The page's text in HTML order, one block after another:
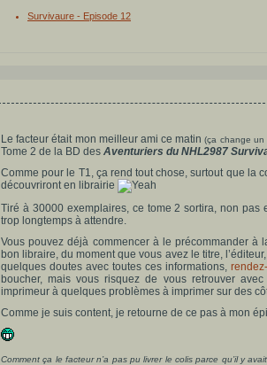
Survivaure - Episode 12
Le facteur était mon meilleur ami ce matin(ça change un
Tome 2 de la BD des Aventuriers du NHL2987
Comme pour le T1, ça rend tout chose, surtout que la
découvriront en librairie
Tiré à 30000 exemplaires, ce tome 2 sortira, non
trop longtemps à attendre.
Vous pouvez déjà commencer à le précommander à
bon libraire, du moment que vous avez le titre,
quelques doutes avec toutes ces informations,
boucher, mais vous risquez de vous retrouver
imprimeur à quelques problèmes à imprimer sur des
Comme je suis content, je retourne de ce pas à mon
Comment ça le facteur n’a pas pu livrer le colis parce qu’il y